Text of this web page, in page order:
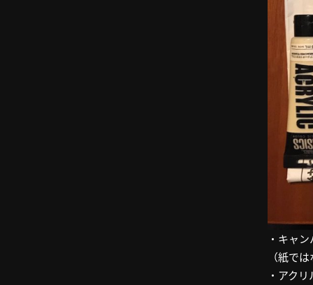
・キャ
（紙で
・アク